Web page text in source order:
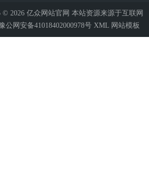
© 2026 亿众网站官网 本站资源来源于互联网
公网安备41018402000978号 XML 网站模板